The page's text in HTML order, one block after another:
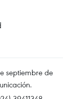
septiembre de